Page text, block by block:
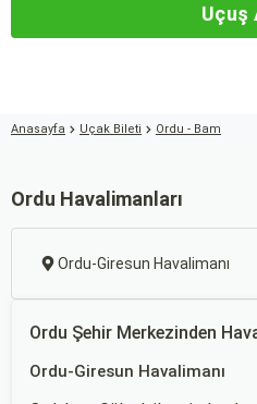
Uçuş
Anasayfa Uçak Bileti Ordu - Bam
Ordu Havalimanları
Ordu-Giresun Havalimanı
Ordu Şehir Merkezinden
Ordu-Giresun Havalimanı